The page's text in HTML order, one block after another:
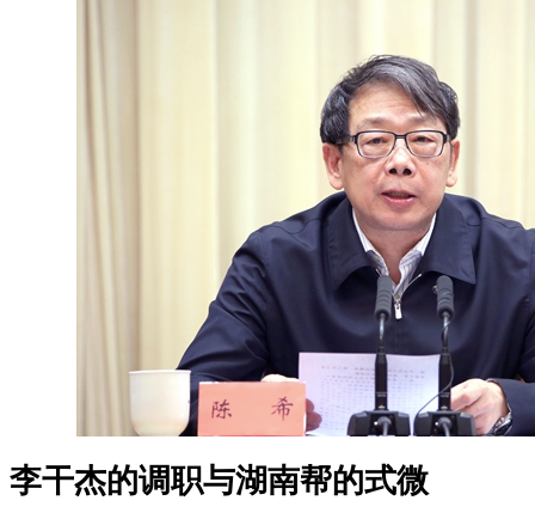
李干杰的调职与湖南帮的式微